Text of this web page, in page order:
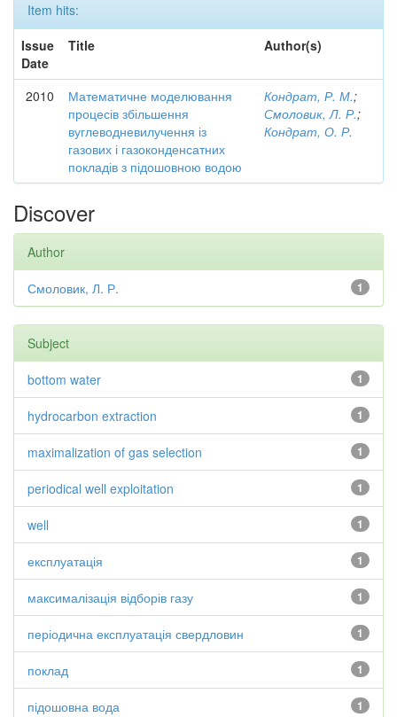
Item hits:
Issue
Date
Title Author(s)
2010
Математичне моделювання
процесів збільшення
вуглеводневилучення із
газових і газоконденсатних
покладів з підошовною водою
Кондрат, Р. М.;
Смоловик, Л. Р.;
Кондрат, О. Р.
Discover
Author
1
Смоловик, Л. Р.
Subject
1
bottom water
1
hydrocarbon extraction
1
maximalization of gas selection
1
periodical well exploitation
1
well
1
експлуатація
1
максималізація відборів газу
1
періодична експлуатація свердловин
1
поклад
1
підошовна вода